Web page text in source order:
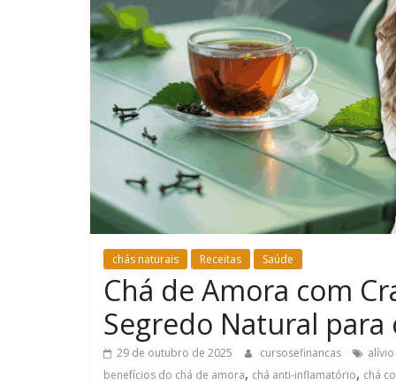
chás naturais Receitas Saúde
Chá de Amora com
Segredo Natural para
29 de outubro de 2025 cursosefinancas
benefícios do chá de amora, chá anti-inflamatório, chá